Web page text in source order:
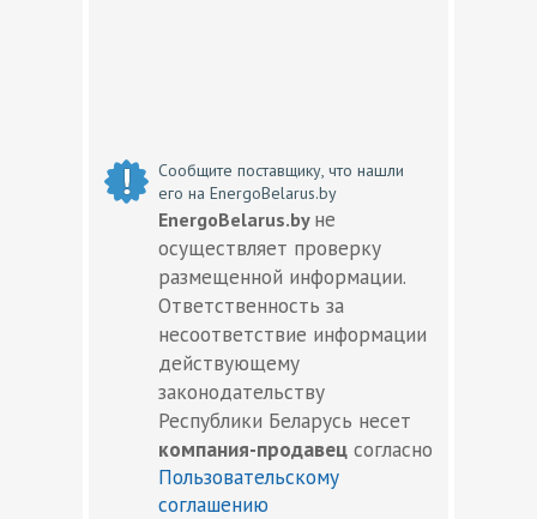
Сообщите поставщику, что нашли
его на EnergoBelarus.by
EnergoBelarus.by не
осуществляет проверку
размещенной информации.
Ответственность за
несоответствие информации
действующему
законодательству
Республики Беларусь несет
компания-продавец согласно
Пользовательскому
соглашению